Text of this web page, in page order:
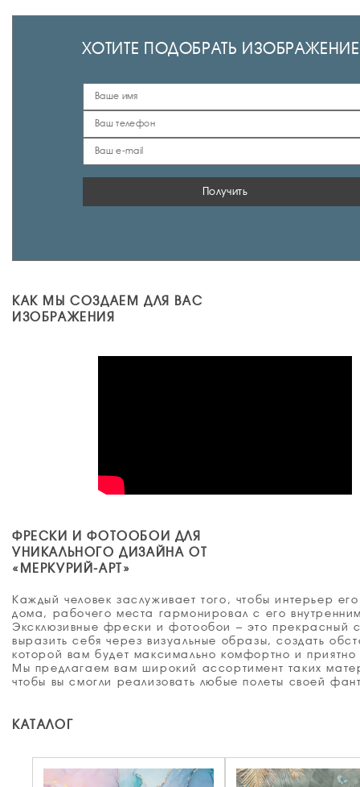
ХОТИТЕ ПОДОБРАТЬ
Получить
КАК МЫ СОЗДАЕМ ДЛЯ ВАС
ИЗОБРАЖЕНИЯ
ФРЕСКИ И ФОТООБОИ ДЛЯ
УНИКАЛЬНОГО ДИЗАЙНА ОТ
«МЕРКУРИЙ-АРТ»
Каждый человек заслуживает того, чтобы интерьер
дома, рабочего места гармонировал с его
Эксклюзивные фрески и фотообои – это прекрасный
выразить себя через визуальные образы, создать
которой вам будет максимально комфортно и приятно
Мы предлагаем вам широкий ассортимент таких
чтобы вы смогли реализовать любые полеты своей
КАТАЛОГ